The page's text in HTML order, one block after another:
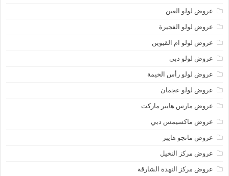
عروض لولو العين
عروض لولو الفجيرة
عروض لولو ام القيوين
عروض لولو دبي
عروض لولو رأس الخيمة
عروض لولو عجمان
عروض مارس هايبر ماركت
عروض ماكسيمس دبي
عروض مانجو هايبر
عروض مركز النخيل
عروض مركز النهدة الشارقة